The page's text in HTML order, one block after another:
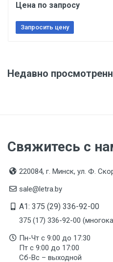
Цена по запросу
Запросить цену
Недавно
Свяжитесь с
220084, г. Минск, ул. Ф.
sale@letra.by
A1: 375 (29) 336-92-00
375 (17) 336-92-00
Пн-Чт с 9:00 до 17:30
Пт с 9:00 до 17:00
Сб-Вс – выходной